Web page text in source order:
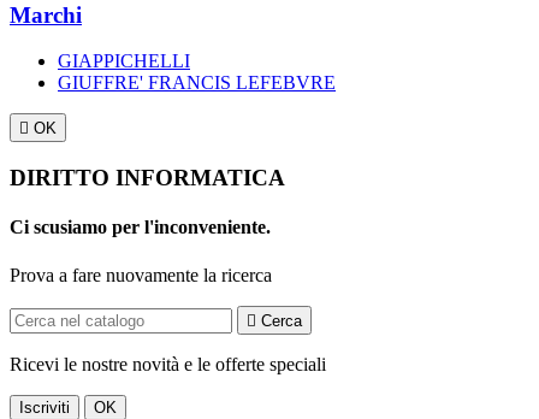
Marchi
GIAPPICHELLI
GIUFFRE' FRANCIS LEFEBVRE
 OK
DIRITTO INFORMATICA
Ci scusiamo per l'inconveniente.
Prova a fare nuovamente la ricerca
 Cerca
Ricevi le nostre novità e le offerte speciali